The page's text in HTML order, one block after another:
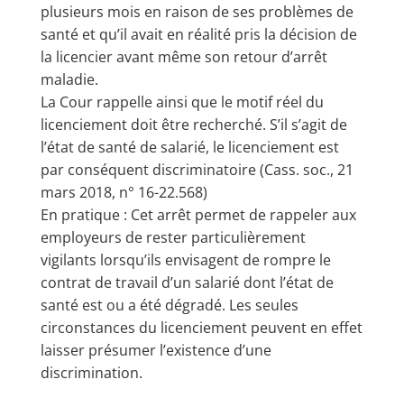
plusieurs mois en raison de ses problèmes de
santé et qu’il avait en réalité pris la décision de
la licencier avant même son retour d’arrêt
maladie.
La Cour rappelle ainsi que le motif réel du
licenciement doit être recherché. S’il s’agit de
l’état de santé de salarié, le licenciement est
par conséquent discriminatoire (Cass. soc., 21
mars 2018, n° 16-22.568)
En pratique : Cet arrêt permet de rappeler aux
employeurs de rester particulièrement
vigilants lorsqu’ils envisagent de rompre le
contrat de travail d’un salarié dont l’état de
santé est ou a été dégradé. Les seules
circonstances du licenciement peuvent en effet
laisser présumer l’existence d’une
discrimination.